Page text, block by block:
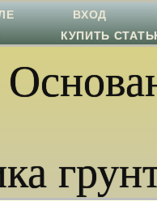
ВХОД
КУПИТЬ